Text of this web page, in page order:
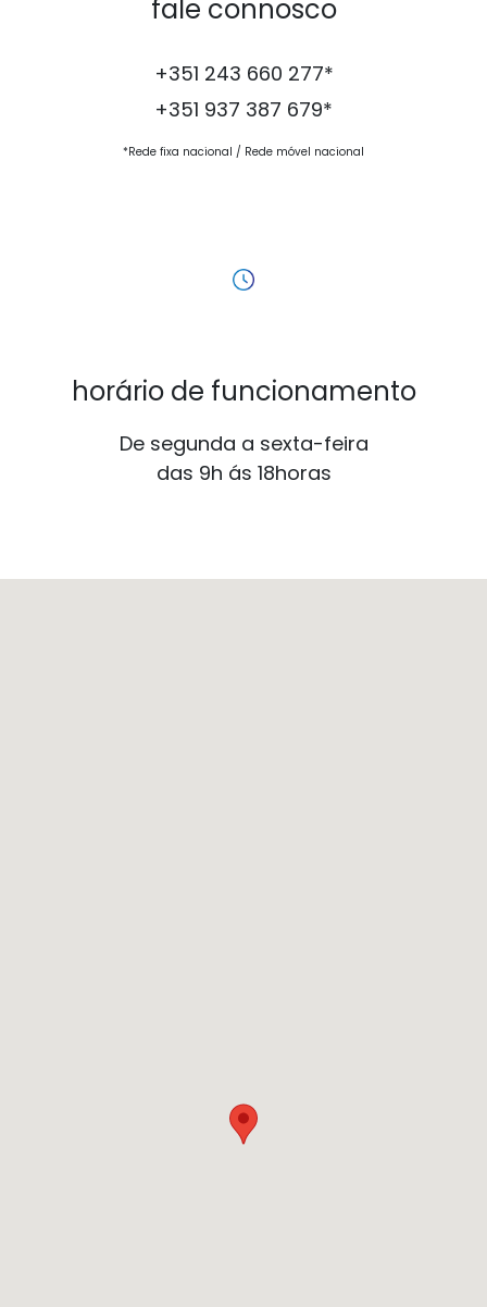
fale connosco
+351 243 660 277*
+351 937 387 679*
*Rede fixa nacional / Rede móvel nacional
horário de funcionamento
De segunda a sexta-feira
das 9h ás 18horas